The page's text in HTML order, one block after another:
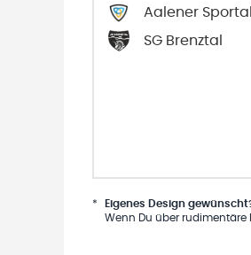
Aalener
SG Brenztal
*
Eigenes Design
Wenn Du über rudimentäre